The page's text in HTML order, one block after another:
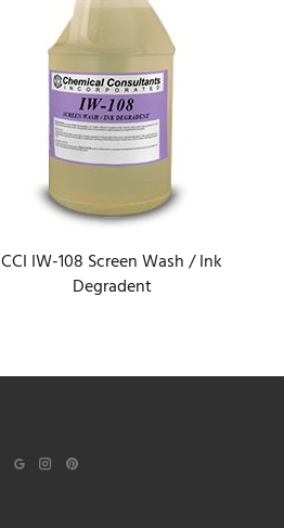
CCI IW-108 Screen Wash / Ink
Degradent